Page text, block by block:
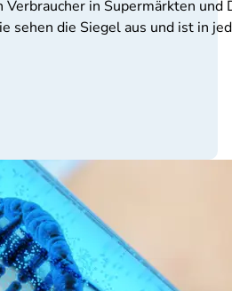
Verbraucher in Supermärkten
sehen die Siegel aus und ist in